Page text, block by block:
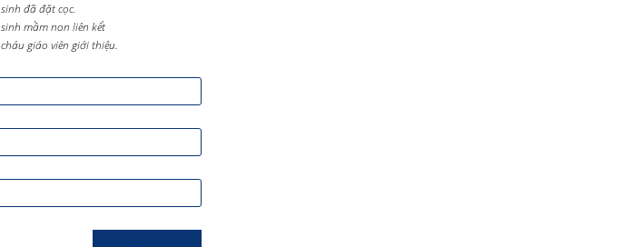
đã đặt cọc.
mầm non liên kết
giáo viên giới thiệu.